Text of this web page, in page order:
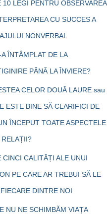
10 LEGI PENTRU OBSERVAREA
CU SUCCES A
NONVERBAL
ÎNTÂMPLAT DE LA
PÂNĂ LA ÎNVIERE?
CELOR DOUĂ LAURE sau
ESTE BINE SĂ CLARIFICI DE
ÎNCEPUT TOATE ASPECTELE
RELAȚII?
CINCI CALITĂȚI ALE UNUI
PE CARE AR TREBUI SĂ LE
DINTRE NOI
NU NE SCHIMBĂM VIAȚA